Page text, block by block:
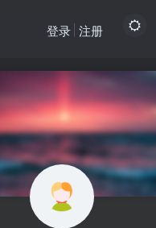
登录 注册